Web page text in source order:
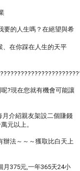
要的人生嗎？在絕望與希
、在你踩在人生的天平
?現在您就有機會可能讓
介紹親友架設二個賺錢
元以上。
法～～～獲取比白天上
375元,一年365天24小